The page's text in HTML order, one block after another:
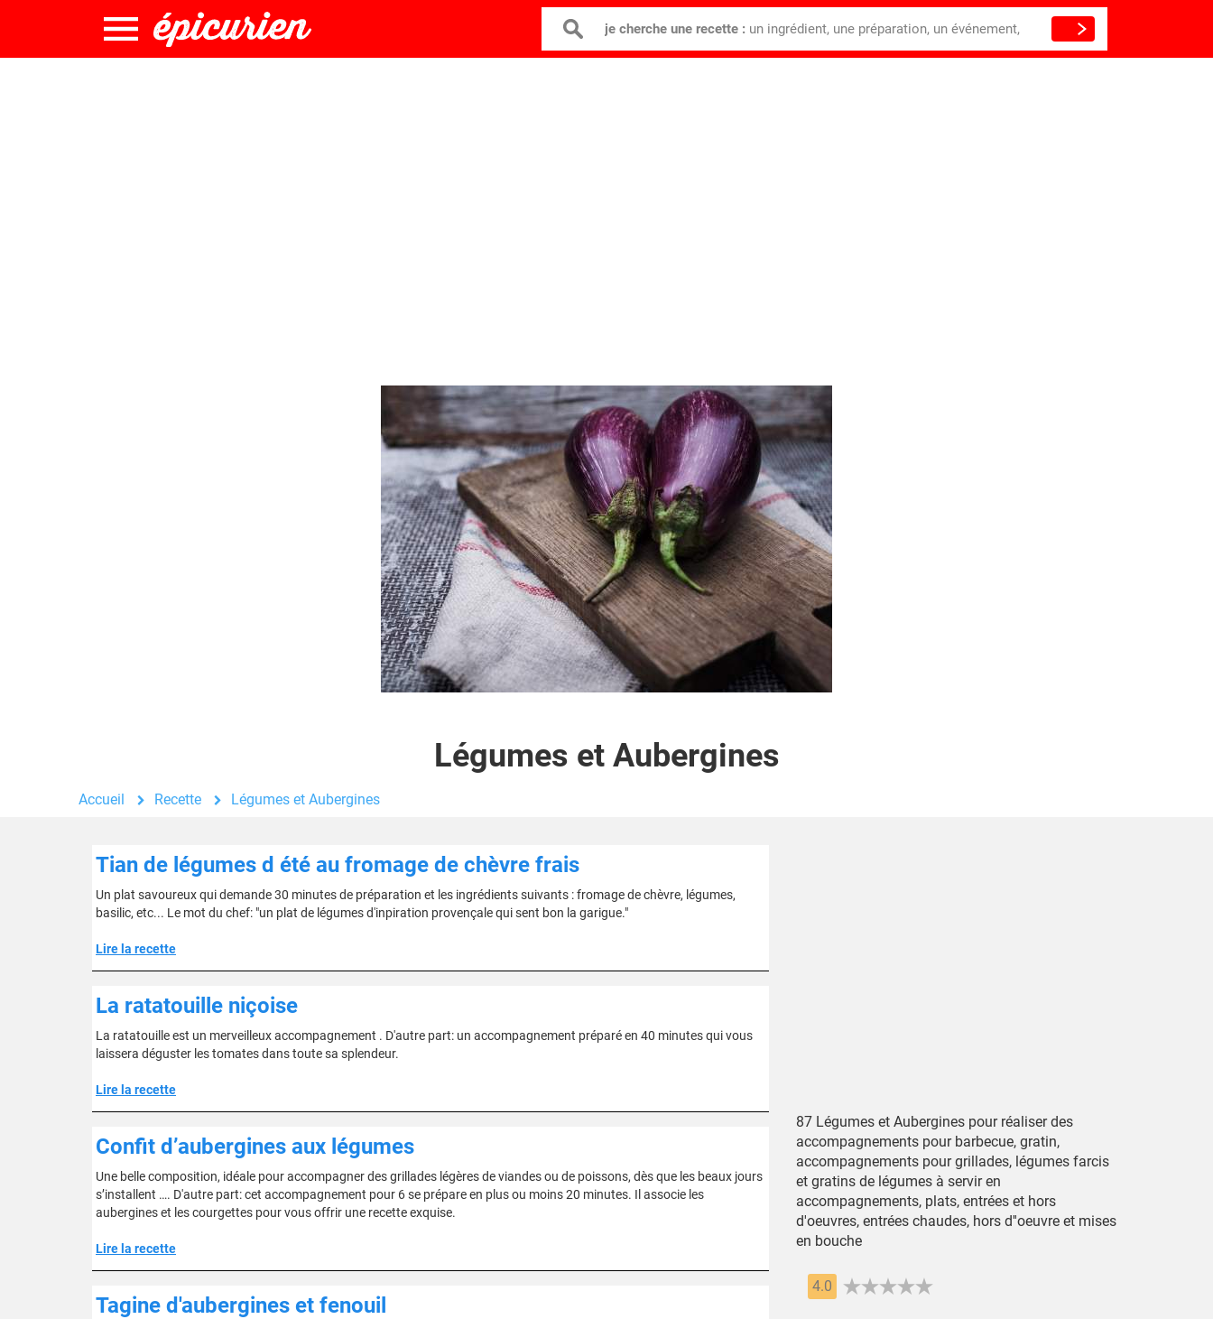
je cherche une recette : un ingrédient, une préparation, un événement,
Légumes et Aubergines
Accueil Recette Légumes et Aubergines
Tian de légumes d été au fromage de chèvre frais
Un plat savoureux qui demande 30 minutes de préparation et les ingrédients suivants : fromage de chèvre, légumes,
basilic, etc... Le mot du chef: "un plat de légumes d'inpiration provençale qui sent bon la garigue."
Lire la recette
La ratatouille niçoise
La ratatouille est un merveilleux accompagnement . D'autre part: un accompagnement préparé en 40 minutes qui vous
laissera déguster les tomates dans toute sa splendeur.
Lire la recette
Confit d’aubergines aux légumes
Une belle composition, idéale pour accompagner des grillades légères de viandes ou de poissons, dès que les beaux jours
s’installent …. D'autre part: cet accompagnement pour 6 se prépare en plus ou moins 20 minutes. Il associe les
aubergines et les courgettes pour vous offrir une recette exquise.
Lire la recette
Tagine d'aubergines et fenouil
87 Légumes et Aubergines pour réaliser des
accompagnements pour barbecue, gratin,
accompagnements pour grillades, légumes farcis
et gratins de légumes à servir en
accompagnements, plats, entrées et hors
d'oeuvres, entrées chaudes, hors d''oeuvre et mises
en bouche
4.0